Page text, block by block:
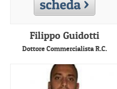
Filippo Guidotti
Dottore Commercialista R.C.